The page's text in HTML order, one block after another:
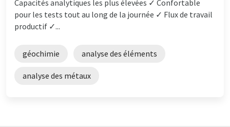
Capacités analytiques les plus élevées ✓ Confortable
pour les tests tout au long de la journée ✓ Flux de travail
productif ✓...
géochimie analyse des éléments
analyse des métaux